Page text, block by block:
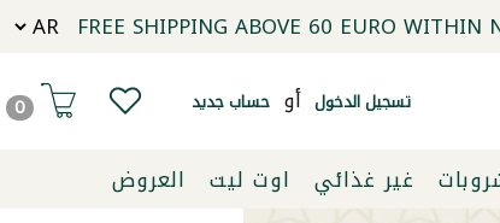
FREE SHIPPING ABOVE 60 EURO WITHIN
تسجيل الدخول أو حساب جديد 0
غير غذائي اوت ليت العروض